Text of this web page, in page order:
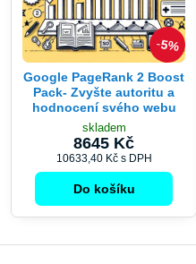
5%
Google PageRank 2 Boost
Pack- Zvyšte autoritu a
hodnocení svého webu
skladem
8645 Kč
10633,40 Kč s DPH
Do košíku